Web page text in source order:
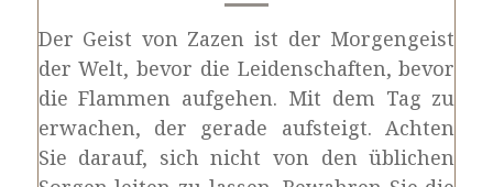
Der Geist von Zazen ist der Morgengeist
der Welt, bevor die Leidenschaften, bevor
die Flammen aufgehen. Mit dem Tag zu
erwachen, der gerade aufsteigt. Achten
Sie darauf, sich nicht von den üblichen